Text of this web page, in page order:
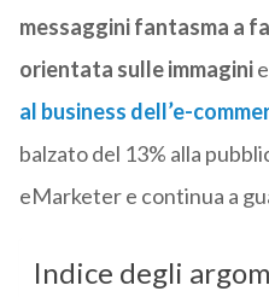
messaggini fantasma a
orientata sulle immaginie
al business dell’e-
balzato del 13% alla
eMarketer e continua a
Indice degli